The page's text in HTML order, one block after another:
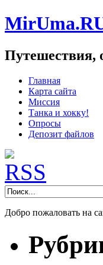
Путешествия,
Главная
Карта сайта
Миссия
Танка и хокку!
Опросы
Депозит файлов
Добро пожаловать на